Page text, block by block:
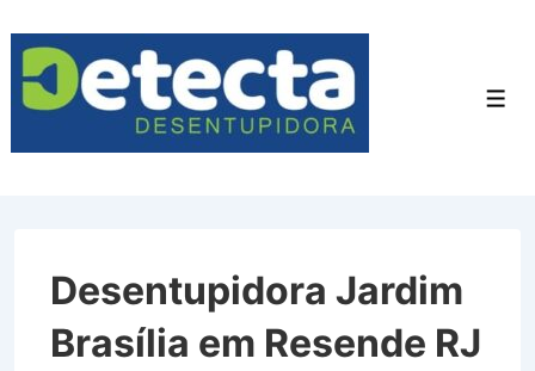
para
Conteúdo
Desentupidora Jardim
Brasília em Resende RJ